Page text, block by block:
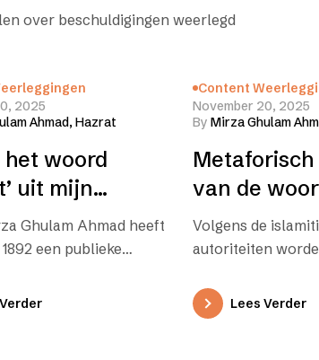
over beschuldigingen weerlegd
2025
Ahmad, Hazrat
het woord
uit mijn
en vervang dat
Ghulam Ahmad heeft
een publieke
het gebruik van…
Content
November 20, 2025
By Mirza Ghulam
van de
en rasul in
betekenis
Volgens de
autoriteiten
en rasul
alleen gebruikt
Lees Verder